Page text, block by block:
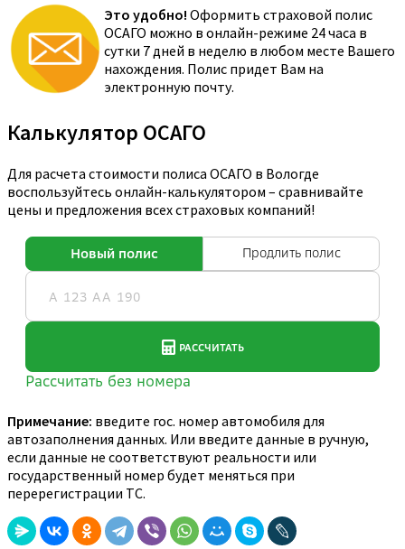
Это удобно! Оформить страховой полис
ОСАГО можно в онлайн-режиме 24 часа в
сутки 7 дней в неделю в любом месте Вашего
нахождения. Полис придет Вам на
электронную почту.
Калькулятор ОСАГО
Для расчета стоимости полиса ОСАГО в Вологде
воспользуйтесь онлайн-калькулятором – сравнивайте
цены и предложения всех страховых компаний!
Примечание: введите гос. номер автомобиля для
автозаполнения данных. Или введите данные в ручную,
если данные не соответствуют реальности или
государственный номер будет меняться при
перерегистрации ТС.